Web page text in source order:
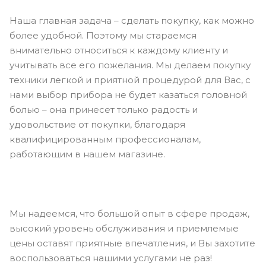
Наша главная задача – сделать покупку, как можно
более удобной. Поэтому мы стараемся
внимательно относиться к каждому клиенту и
учитывать все его пожелания. Мы делаем покупку
техники легкой и приятной процедурой для Вас, с
нами выбор прибора не будет казаться головной
болью – она принесет только радость и
удовольствие от покупки, благодаря
квалифицированным профессионалам,
работающим в нашем магазине.
Мы надеемся, что большой опыт в сфере продаж,
высокий уровень обслуживания и приемлемые
цены оставят приятные впечатления, и Вы захотите
воспользоваться нашими услугами не раз!